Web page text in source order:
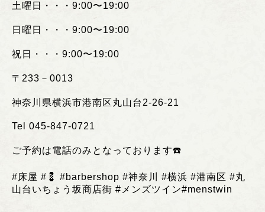
土曜日・・・ 9:00〜19:00
日曜日・・・ 9:00〜19:00
祝日・・・ 9:00〜19:00
〒 233 － 0013
神奈川県横浜市港南区丸山台 2-26-21
Tel 045-847-0721
ご予約は電話のみとなっております☎️
#床屋 #💈 #barbershop #神奈川 #横浜 #港南区 #丸
山台いちょう坂商店街 # メンズツイン#menstwin